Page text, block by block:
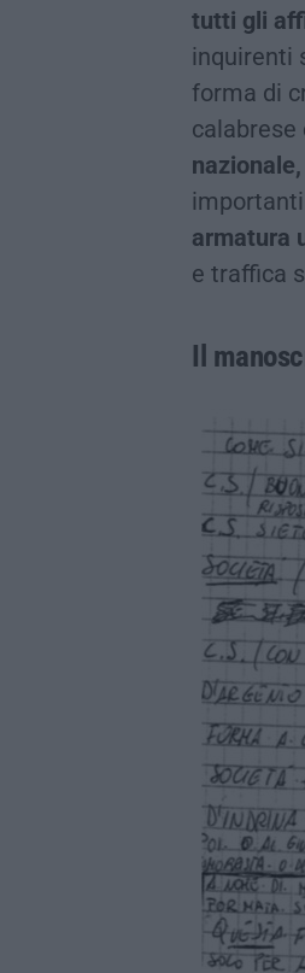
tutti gli
inquirenti
forma di
calabrese
armatura
e traffica
Il